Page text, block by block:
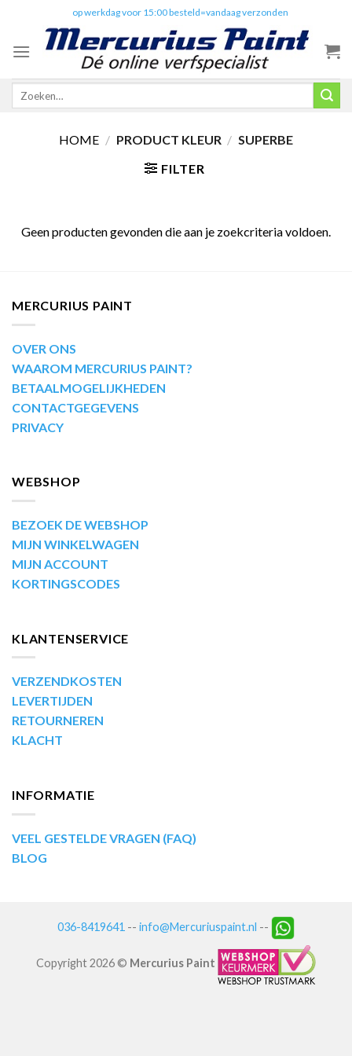
content
op werkdag voor 15:00 besteld=vandaag verzonden
Zoeken
HOME / PRODUCT KLEUR / SUPERBE
FILTER
Geen producten gevonden die aan je zoekcriteria voldoen.
MERCURIUS PAINT
OVER ONS
WAAROM MERCURIUS PAINT?
BETAALMOGELIJKHEDEN
CONTACTGEGEVENS
PRIVACY
WEBSHOP
BEZOEK DE WEBSHOP
MIJN WINKELWAGEN
MIJN ACCOUNT
KORTINGSCODES
KLANTENSERVICE
VERZENDKOSTEN
LEVERTIJDEN
RETOURNEREN
KLACHT
INFORMATIE
VEEL GESTELDE VRAGEN (FAQ)
BLOG
036-8419641 -- info@Mercuriuspaint.nl --
Copyright 2026 © Mercurius Paint